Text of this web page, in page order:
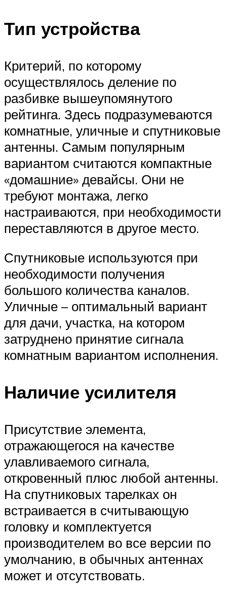
Тип устройства
Критерий, по которому
осуществлялось деление по
разбивке вышеупомянутого
рейтинга. Здесь подразумеваются
комнатные, уличные и спутниковые
антенны. Самым популярным
вариантом считаются компактные
«домашние» девайсы. Они не
требуют монтажа, легко
настраиваются, при необходимости
переставляются в другое место.
Спутниковые используются при
необходимости получения
большого количества каналов.
Уличные – оптимальный вариант
для дачи, участка, на котором
затруднено принятие сигнала
комнатным вариантом исполнения.
Наличие усилителя
Присутствие элемента,
отражающегося на качестве
улавливаемого сигнала,
откровенный плюс любой антенны.
На спутниковых тарелках он
встраивается в считывающую
головку и комплектуется
производителем во все версии по
умолчанию, в обычных антеннах
может и отсутствовать.